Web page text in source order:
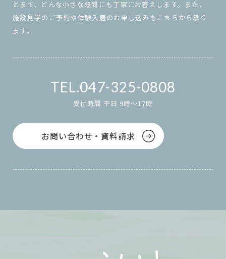
とまで、どんな小さな疑問にも丁寧にお答えします。また、
施設見学のご予約や体験入居のお申し込みもこちらから承り
ます。
047-325-0808
受付時間 平日 9時～17時
お問い合わせ・資料請求